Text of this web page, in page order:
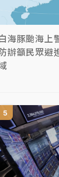
海豚颱海
防辦籲民眾避